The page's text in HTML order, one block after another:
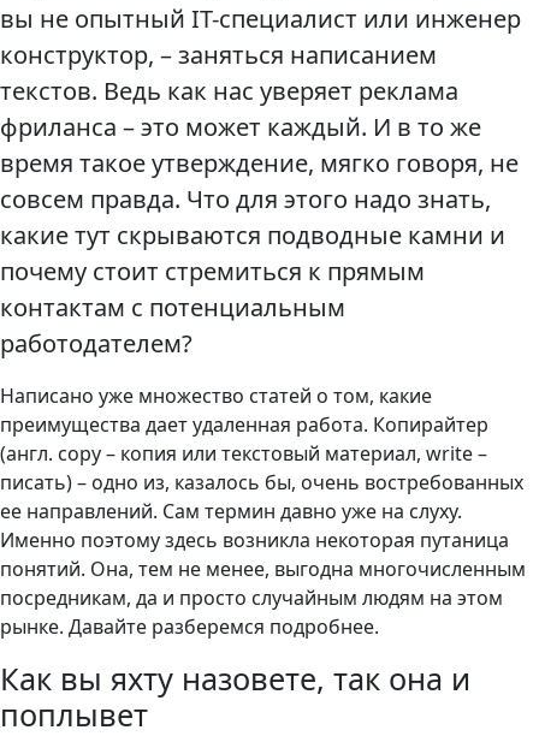
вы не опытный IT-специалист или инженер
конструктор, – заняться написанием
текстов. Ведь как нас уверяет реклама
фриланса – это может каждый. И в то же
время такое утверждение, мягко говоря, не
совсем правда. Что для этого надо знать,
какие тут скрываются подводные камни и
почему стоит стремиться к прямым
контактам с потенциальным
работодателем?
Написано уже множество статей о том, какие
преимущества дает удаленная работа. Копирайтер
(англ. copy – копия или текстовый материал, write –
писать) – одно из, казалось бы, очень востребованных
ее направлений. Сам термин давно уже на слуху.
Именно поэтому здесь возникла некоторая путаница
понятий. Она, тем не менее, выгодна многочисленным
посредникам, да и просто случайным людям на этом
рынке. Давайте разберемся подробнее.
Как вы яхту назовете, так она и
поплывет